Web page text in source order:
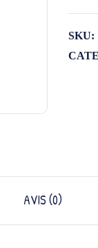
2T
SKU:
AVIS (0)